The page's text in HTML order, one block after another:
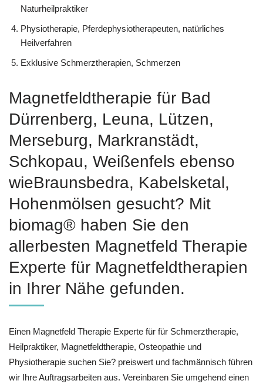
Naturheilpraktiker
Physiotherapie, Pferdephysiotherapeuten, natürliches
Heilverfahren
Exklusive Schmerztherapien, Schmerzen
Magnetfeldtherapie für Bad
Dürrenberg, Leuna, Lützen,
Merseburg, Markranstädt,
Schkopau, Weißenfels ebenso
wieBraunsbedra, Kabelsketal,
Hohenmölsen gesucht? Mit
biomag® haben Sie den
allerbesten Magnetfeld Therapie
Experte für Magnetfeldtherapien
in Ihrer Nähe gefunden.
Einen Magnetfeld Therapie Experte für für Schmerztherapie,
Heilpraktiker, Magnetfeldtherapie, Osteopathie und
Physiotherapie suchen Sie? preiswert und fachmännisch führen
wir Ihre Auftragsarbeiten aus. Vereinbaren Sie umgehend einen